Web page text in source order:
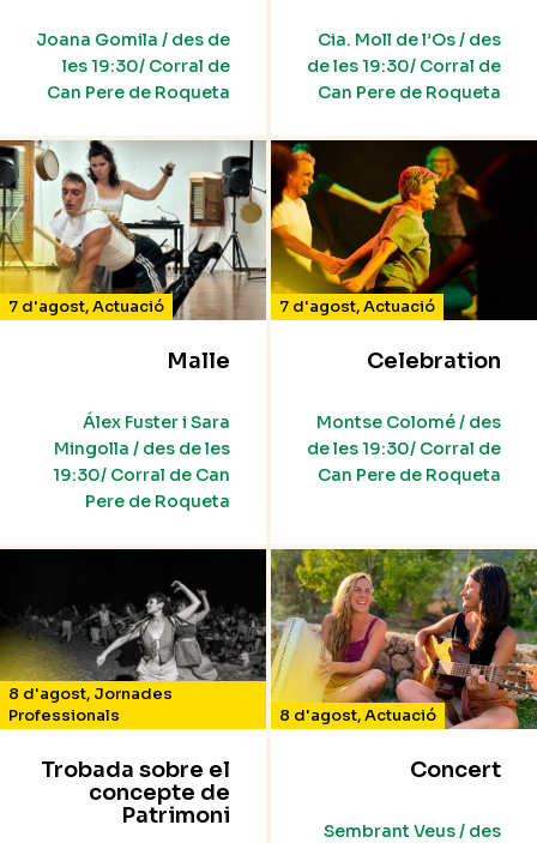
Joana Gomila / des de
les 19:30/ Corral de
Can Pere de Roqueta
Cia. Moll de l’Os / des
de les 19:30/ Corral de
Can Pere de Roqueta
7 d'agost,Actuació
Malle
Álex Fuster i Sara
Mingolla / des de les
19:30/ Corral de Can
Pere de Roqueta
7 d'agost,Actuació
Celebration
Montse Colomé / des
de les 19:30/ Corral de
Can Pere de Roqueta
8 d'agost, Jornades
Professionals
Trobada sobre el
concepte de
Patrimoni
8 d'agost,Actuació
Concert
Sembrant Veus / des